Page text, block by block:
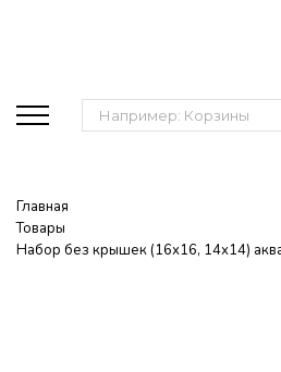
Поиск:
Главная
Товары
Набор без крышек (16х16, 14х14)